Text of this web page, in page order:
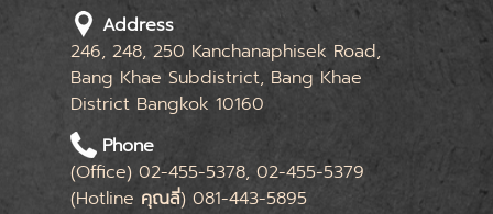
Address
246, 248, 250 Kanchanaphisek Road,
Bang Khae Subdistrict, Bang Khae
District Bangkok 10160
Phone
(Office) 02-455-5378, 02-455-5379
(Hotline คุณลี่) 081-443-5895